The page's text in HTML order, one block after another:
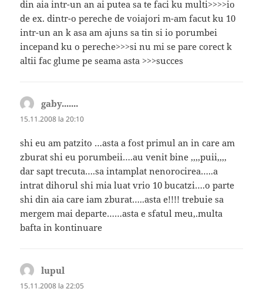
din aia intr-un an ai putea sa te faci ku multi>>>>io
de ex. dintr-o pereche de voiajori m-am facut ku 10
intr-un an k asa am ajuns sa tin si io porumbei
incepand ku o pereche>>>si nu mi se pare corect k
altii fac glume pe seama asta >>>succes
gaby.......
15.11.2008 la 20:10
shi eu am patzito …asta a fost primul an in care am
zburat shi eu porumbeii….au venit bine ,,,,puii,,,,
dar sapt trecuta….sa intamplat nenorocirea…..a
intrat dihorul shi mia luat vrio 10 bucatzi….o parte
shi din aia care iam zburat…..asta e!!!! trebuie sa
mergem mai departe……asta e sfatul meu,.multa
bafta in kontinuare
lupul
15.11.2008 la 22:05